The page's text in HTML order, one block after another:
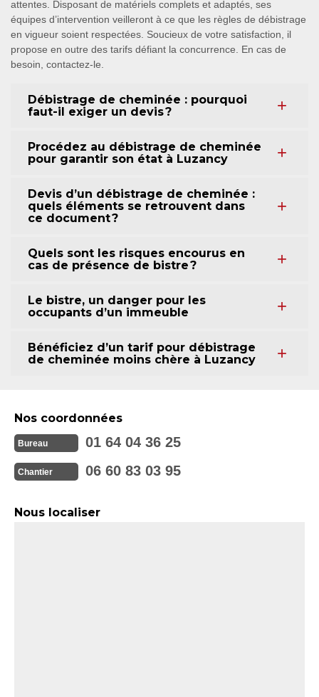
attentes. Disposant de matériels complets et adaptés, ses
équipes d’intervention veilleront à ce que les règles de débistrage
en vigueur soient respectées. Soucieux de votre satisfaction, il
propose en outre des tarifs défiant la concurrence. En cas de
besoin, contactez-le.
Débistrage de cheminée : pourquoi
faut-il exiger un devis ?
Procédez au débistrage de cheminée
pour garantir son état à Luzancy
Devis d’un débistrage de cheminée :
quels éléments se retrouvent dans
ce document ?
Quels sont les risques encourus en
cas de présence de bistre ?
Le bistre, un danger pour les
occupants d’un immeuble
Bénéficiez d’un tarif pour débistrage
de cheminée moins chère à Luzancy
Nos coordonnées
Bureau 01 64 04 36 25
Chantier 06 60 83 03 95
Nous localiser